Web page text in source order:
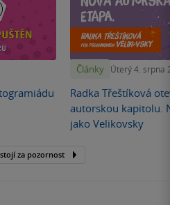
Články Úterý 4. srpna
Radka Třeštíková
autorskou kapitolu.
jako Velikovsky
za pozornost